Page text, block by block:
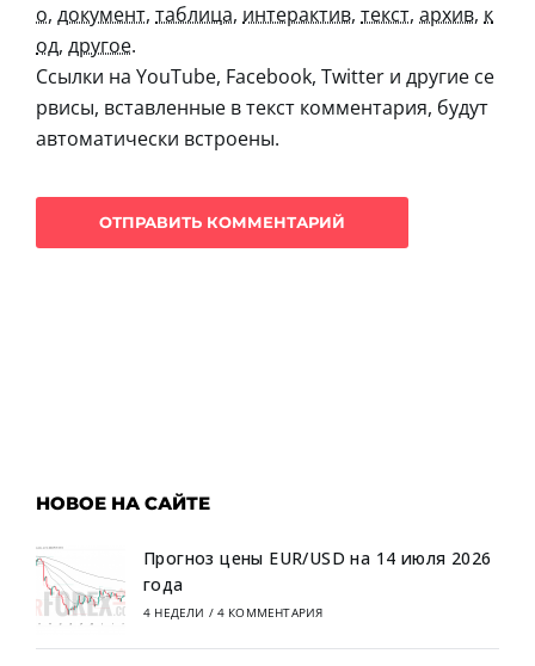
о, документ, таблица, интерактив, текст, архив, к
од, другое.
Ссылки на YouTube, Facebook, Twitter и другие се
рвисы, вставленные в текст комментария, будут
автоматически встроены.
НОВОЕ НА САЙТЕ
Прогноз цены EUR/USD на 14 июля 2026
года
4 НЕДЕЛИ / 4 КОММЕНТАРИЯ